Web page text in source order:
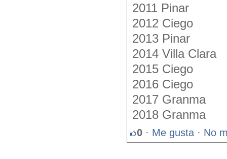
2011 Pinar
2012 Ciego
2013 Pinar
2014 Villa Clara
2015 Ciego
2016 Ciego
2017 Granma
2018 Granma
0 · Me gusta · No